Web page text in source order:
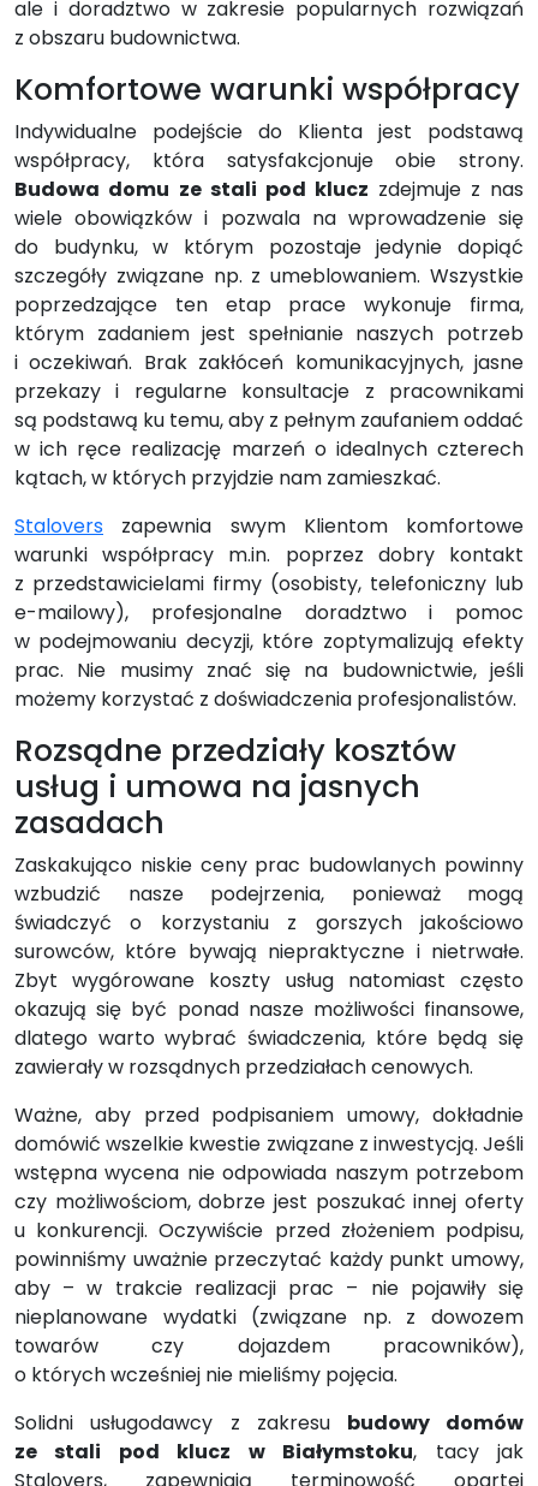
ale i doradztwo w zakresie popularnych rozwiązań
z obszaru budownictwa.
Komfortowe warunki współpracy
Indywidualne podejście do Klienta jest podstawą
współpracy, która satysfakcjonuje obie strony.
Budowa domu ze stali pod klucz zdejmuje z nas
wiele obowiązków i pozwala na wprowadzenie się
do budynku, w którym pozostaje jedynie dopiąć
szczegóły związane np. z umeblowaniem. Wszystkie
poprzedzające ten etap prace wykonuje firma,
którym zadaniem jest spełnianie naszych potrzeb
i oczekiwań. Brak zakłóceń komunikacyjnych, jasne
przekazy i regularne konsultacje z pracownikami
są podstawą ku temu, aby z pełnym zaufaniem oddać
w ich ręce realizację marzeń o idealnych czterech
kątach, w których przyjdzie nam zamieszkać.
Stalovers zapewnia swym Klientom komfortowe
warunki współpracy m.in. poprzez dobry kontakt
z przedstawicielami firmy (osobisty, telefoniczny lub
e-mailowy), profesjonalne doradztwo i pomoc
w podejmowaniu decyzji, które zoptymalizują efekty
prac. Nie musimy znać się na budownictwie, jeśli
możemy korzystać z doświadczenia profesjonalistów.
Rozsądne przedziały kosztów
usług i umowa na jasnych
zasadach
Zaskakująco niskie ceny prac budowlanych powinny
wzbudzić nasze podejrzenia, ponieważ mogą
świadczyć o korzystaniu z gorszych jakościowo
surowców, które bywają niepraktyczne i nietrwałe.
Zbyt wygórowane koszty usług natomiast często
okazują się być ponad nasze możliwości finansowe,
dlatego warto wybrać świadczenia, które będą się
zawierały w rozsądnych przedziałach cenowych.
Ważne, aby przed podpisaniem umowy, dokładnie
domówić wszelkie kwestie związane z inwestycją. Jeśli
wstępna wycena nie odpowiada naszym potrzebom
czy możliwościom, dobrze jest poszukać innej oferty
u konkurencji. Oczywiście przed złożeniem podpisu,
powinniśmy uważnie przeczytać każdy punkt umowy,
aby – w trakcie realizacji prac – nie pojawiły się
nieplanowane wydatki (związane np. z dowozem
towarów czy dojazdem pracowników),
o których wcześniej nie mieliśmy pojęcia.
Solidni usługodawcy z zakresu budowy domów
ze stali pod klucz w Białymstoku, tacy jak